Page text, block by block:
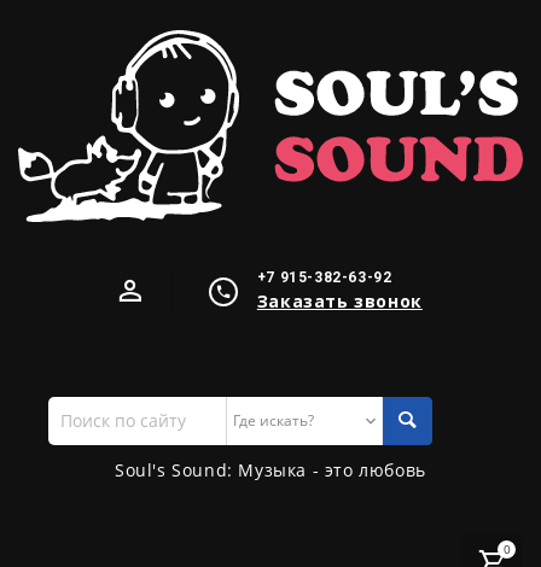
+7 915-382-63-92
Заказать звонок
Поиск
по
сайту
Soul's Sound: Музыка - это любовь
0